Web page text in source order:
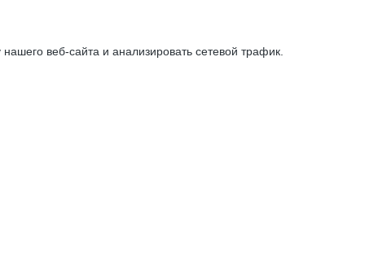
веб-сайта и анализировать сетевой трафик.